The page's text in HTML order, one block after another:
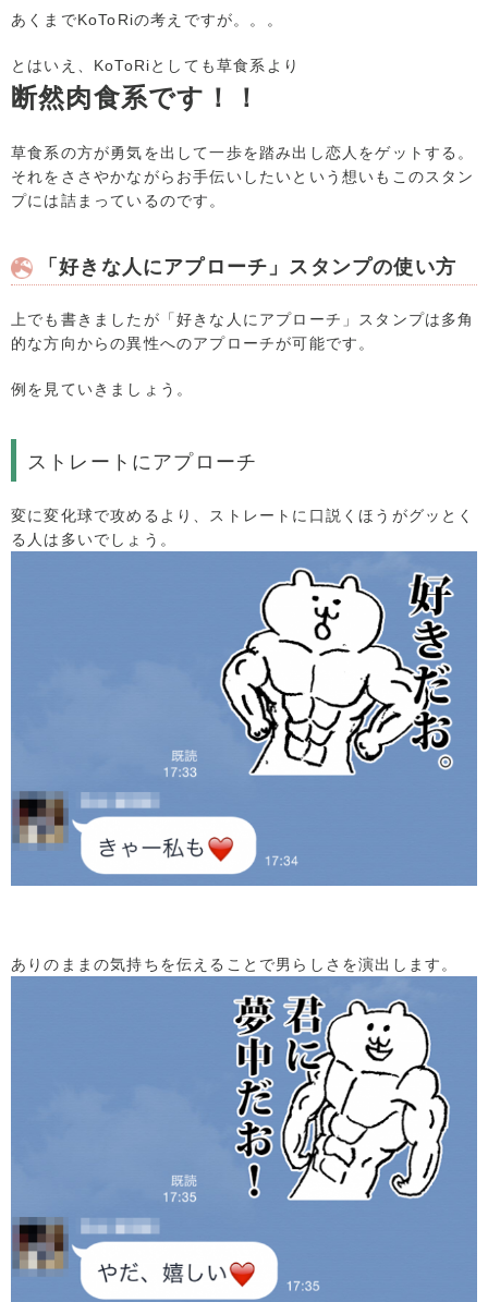
あくまでKoToRiの考えですが。。。
とはいえ、KoToRiとしても草食系より
断然肉食系です！！
草食系の方が勇気を出して一歩を踏み出し恋人をゲットする。
それをささやかながらお手伝いしたいという想いもこのスタン
プには詰まっているのです。
「好きな人にアプローチ」スタンプの使い方
上でも書きましたが「好きな人にアプローチ」スタンプは多角
的な方向からの異性へのアプローチが可能です。
例を見ていきましょう。
ストレートにアプローチ
変に変化球で攻めるより、ストレートに口説くほうがグッとく
る人は多いでしょう。
ありのままの気持ちを伝えることで男らしさを演出します。